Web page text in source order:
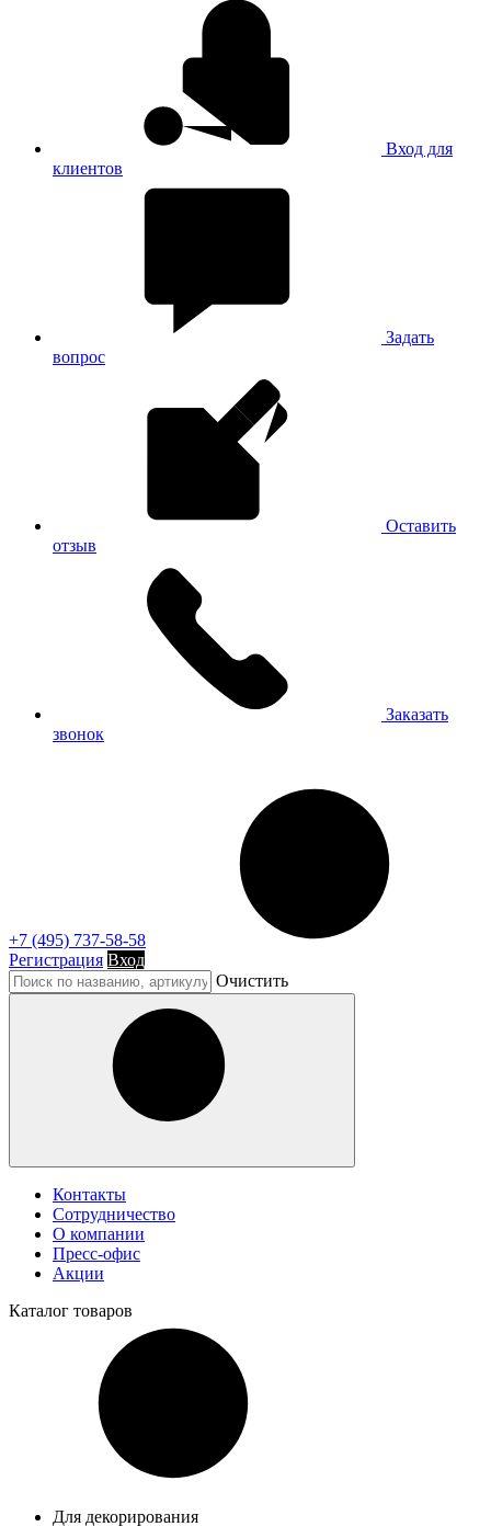
Вход для
клиентов
Задать
вопрос
Оставить
отзыв
Заказать
звонок
+7 (495) 737-58-58
Регистрация Вход
Очистить
Контакты
Сотрудничество
О компании
Пресс-офис
Акции
Каталог товаров
Для декорирования